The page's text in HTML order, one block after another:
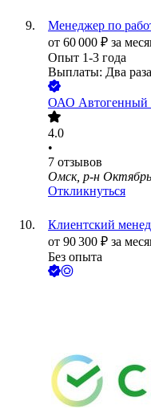
Менеджер по
от 60 000 ₽ за
Опыт 1-3 года
Выплаты: Два
ОАО Автогенный
4.0
•
7 отзывов
Омск, р-н
Откликнуться
Клиентский
от 90 300 ₽ за
Без опыта